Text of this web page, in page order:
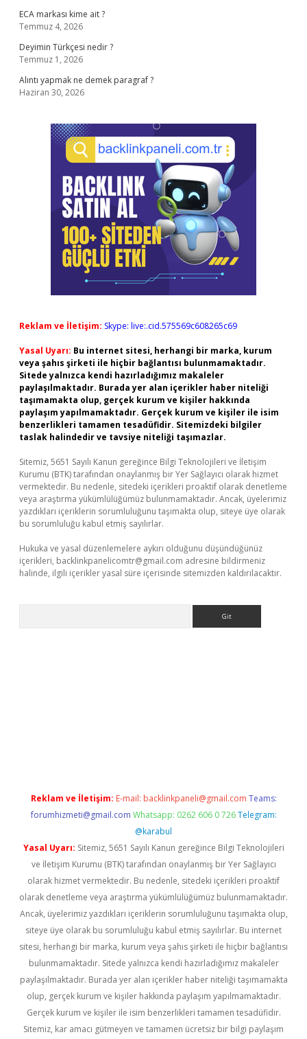
ECA markası kime ait ?
Temmuz 4, 2026
Deyimin Türkçesi nedir ?
Temmuz 1, 2026
Alıntı yapmak ne demek paragraf ?
Haziran 30, 2026
Reklam ve İletişim: Skype: live:.cid.575569c608265c69
Yasal Uyarı: Bu internet sitesi, herhangi bir marka, kurum
veya şahıs şirketi ile hiçbir bağlantısı bulunmamaktadır.
Sitede yalnızca kendi hazırladığımız makaleler
paylaşılmaktadır. Burada yer alan içerikler haber niteliği
taşımamakta olup, gerçek kurum ve kişiler hakkında
paylaşım yapılmamaktadır. Gerçek kurum ve kişiler ile isim
benzerlikleri tamamen tesadüfidir. Sitemizdeki bilgiler
taslak halindedir ve tavsiye niteliği taşımazlar.
Sitemiz, 5651 Sayılı Kanun gereğince Bilgi Teknolojileri ve İletişim
Kurumu (BTK) tarafından onaylanmış bir Yer Sağlayıcı olarak hizmet
vermektedir. Bu nedenle, sitedeki içerikleri proaktif olarak denetleme
veya araştırma yükümlülüğümüz bulunmamaktadır. Ancak, üyelerimiz
yazdıkları içeriklerin sorumluluğunu taşımakta olup, siteye üye olarak
bu sorumluluğu kabul etmiş sayılırlar.
Hukuka ve yasal düzenlemelere aykırı olduğunu düşündüğünüz
içerikleri, backlinkpanelicomtr@gmail.com adresine bildirmeniz
halinde, ilgili içerikler yasal süre içerisinde sitemizden kaldırılacaktır.
Reklam ve İletişim: E-mail: backlinkpaneli@gmail.com Teams:
forumhizmeti@gmail.com Whatsapp: 0262 606 0 726 Telegram:
@karabul
Yasal Uyarı: Sitemiz, 5651 Sayılı Kanun gereğince Bilgi Teknolojileri
ve İletişim Kurumu (BTK) tarafından onaylanmış bir Yer Sağlayıcı
olarak hizmet vermektedir. Bu nedenle, sitedeki içerikleri proaktif
olarak denetleme veya araştırma yükümlülüğümüz bulunmamaktadır.
Ancak, üyelerimiz yazdıkları içeriklerin sorumluluğunu taşımakta olup,
siteye üye olarak bu sorumluluğu kabul etmiş sayılırlar. Bu internet
sitesi, herhangi bir marka, kurum veya şahıs şirketi ile hiçbir bağlantısı
bulunmamaktadır. Sitede yalnızca kendi hazırladığımız makaleler
paylaşılmaktadır. Burada yer alan içerikler haber niteliği taşımamakta
olup, gerçek kurum ve kişiler hakkında paylaşım yapılmamaktadır.
Gerçek kurum ve kişiler ile isim benzerlikleri tamamen tesadüfidir.
Sitemiz, kar amacı gütmeyen ve tamamen ücretsiz bir bilgi paylaşım